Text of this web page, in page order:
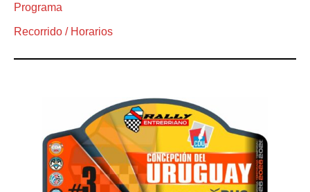
Programa
Recorrido / Horarios